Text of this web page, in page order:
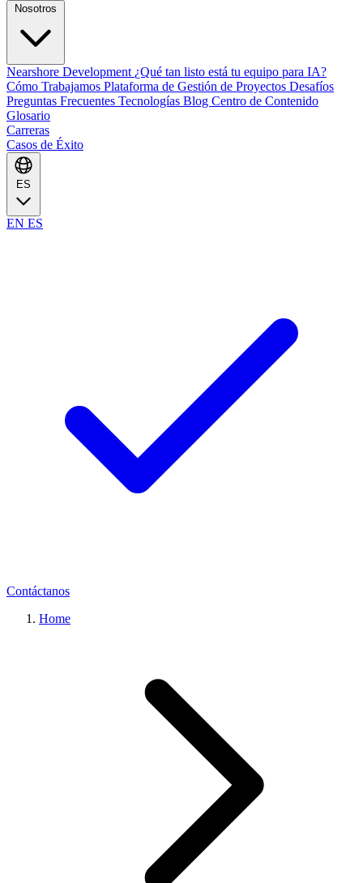
Nearshore Development ¿Qué tan listo está tu equipo para IA?
Cómo Trabajamos Plataforma de Gestión de Proyectos Desafíos
Preguntas Frecuentes Tecnologías Blog Centro de Contenido
Glosario
Carreras
Casos de Éxito
EN ES
Contáctanos
Home